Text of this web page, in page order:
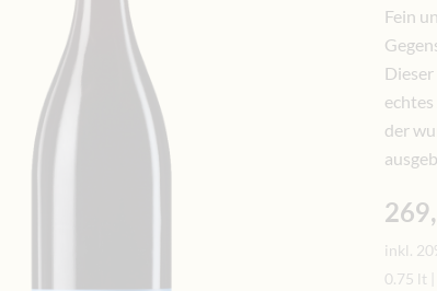
Fein
der
inkl.
0.75 lt